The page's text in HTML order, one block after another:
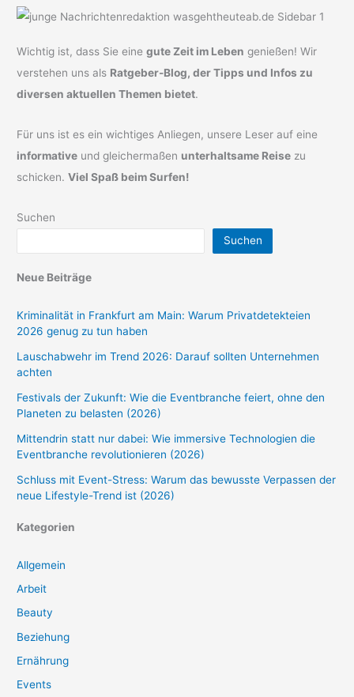
Wichtig ist, dass Sie einegute Zeit im Leben genießen! Wir
verstehen uns als Ratgeber-Blog, der Tipps und Infos zu
diversen aktuellen Themen bietet.
Für uns ist es ein wichtiges Anliegen, unsere Leser auf eine
informative und gleichermaßen unterhaltsame Reise zu
schicken.Viel Spaß beim Surfen!
Suchen
Suchen
Neue Beiträge
Kriminalität in Frankfurt am Main: Warum Privatdetekteien
2026 genug zu tun haben
Lauschabwehr im Trend 2026: Darauf sollten Unternehmen
achten
Festivals der Zukunft: Wie die Eventbranche feiert, ohne den
Planeten zu belasten (2026)
Mittendrin statt nur dabei: Wie immersive Technologien die
Eventbranche revolutionieren (2026)
Schluss mit Event-Stress: Warum das bewusste Verpassen der
neue Lifestyle-Trend ist (2026)
Kategorien
Allgemein
Arbeit
Beauty
Beziehung
Ernährung
Events